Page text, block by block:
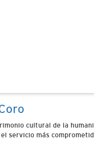
cultural de la
servicio más